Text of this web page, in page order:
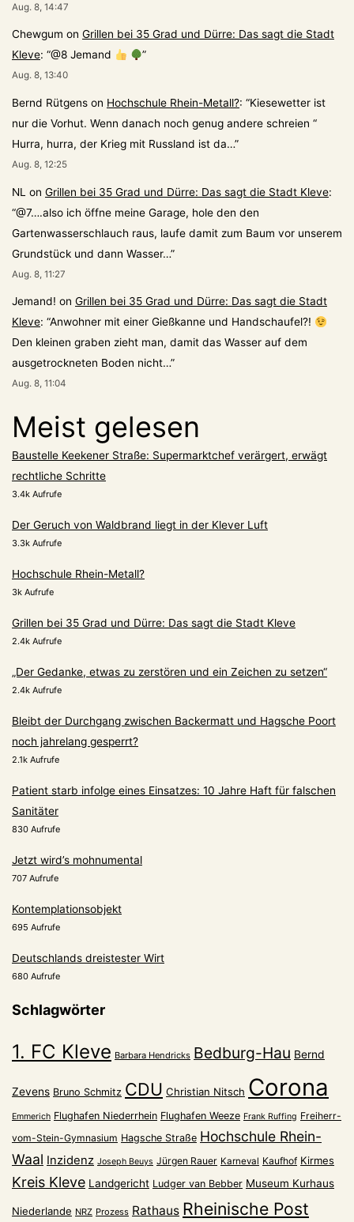
Aug. 8, 14:47
Chewgum on Grillen bei 35 Grad und Dürre: Das sagt die Stadt
Kleve: “@8 Jemand ”
Aug. 8, 13:40
Bernd Rütgens on Hochschule Rhein-Metall?: “Kiesewetter ist
nur die Vorhut. Wenn danach noch genug andere schreien “
Hurra, hurra, der Krieg mit Russland ist da…”
Aug. 8, 12:25
NL on Grillen bei 35 Grad und Dürre: Das sagt die Stadt Kleve:
“@7….also ich öffne meine Garage, hole den den
Gartenwasserschlauch raus, laufe damit zum Baum vor unserem
Grundstück und dann Wasser…”
Aug. 8, 11:27
Jemand! on Grillen bei 35 Grad und Dürre: Das sagt die Stadt
Kleve: “Anwohner mit einer Gießkanne und Handschaufel?!
Den kleinen graben zieht man, damit das Wasser auf dem
ausgetrockneten Boden nicht…”
Aug. 8, 11:04
Meist gelesen
Baustelle Keekener Straße: Supermarktchef verärgert, erwägt
rechtliche Schritte
3.4k Aufrufe
Der Geruch von Waldbrand liegt in der Klever Luft
3.3k Aufrufe
Hochschule Rhein-Metall?
3k Aufrufe
Grillen bei 35 Grad und Dürre: Das sagt die Stadt Kleve
2.4k Aufrufe
„Der Gedanke, etwas zu zerstören und ein Zeichen zu setzen“
2.4k Aufrufe
Bleibt der Durchgang zwischen Backermatt und Hagsche Poort
noch jahrelang gesperrt?
2.1k Aufrufe
Patient starb infolge eines Einsatzes: 10 Jahre Haft für falschen
Sanitäter
830 Aufrufe
Jetzt wird’s mohnumental
707 Aufrufe
Kontemplationsobjekt
695 Aufrufe
Deutschlands dreistester Wirt
680 Aufrufe
Schlagwörter
1. FC Kleve Barbara Hendricks Bedburg-Hau Bernd
Zevens Bruno Schmitz CDU Christian Nitsch Corona
Emmerich Flughafen Niederrhein Flughafen Weeze Frank Ruffing Freiherr-
vom-Stein-Gymnasium Hagsche Straße Hochschule Rhein-
Waal Inzidenz Joseph Beuys Jürgen Rauer Karneval Kaufhof Kirmes
Kreis Kleve Landgericht Ludger van Bebber Museum Kurhaus
Niederlande NRZ Prozess Rathaus Rheinische Post